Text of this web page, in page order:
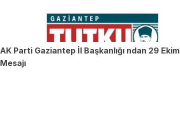
AK Parti Gaziantep İl Başkanlığı ndan 29 Ekim
Mesajı